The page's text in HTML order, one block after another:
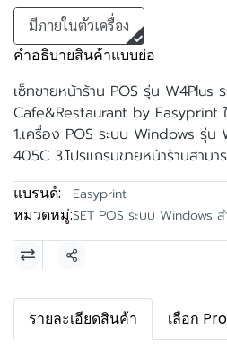
มีภายในตัวเครื่อง
คำอธิบายสินค้าแบบย่อ
เซ็ทขายหน้าร้าน POS รุ่น W4Plus
Cafe&Restaurant by Easyprint
1.เครื่อง POS ระบบ Windows รุ่
405C 3.โปรแกรมขายหน้าร้านสาม
แบรนด์: Easyprint
หมวดหมู่:SET POS ระบบ Windows
แชร์
รายละเอียดสินค้า เลือก